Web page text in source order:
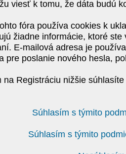
viesť k tomu, že dáta budú
fóra používa cookies k
žiadne informácie, ktoré
E-mailová adresa je
pre poslanie nového hesla,
na Registráciu nižšie
Súhlasím s týmito
Súhlasím s týmito